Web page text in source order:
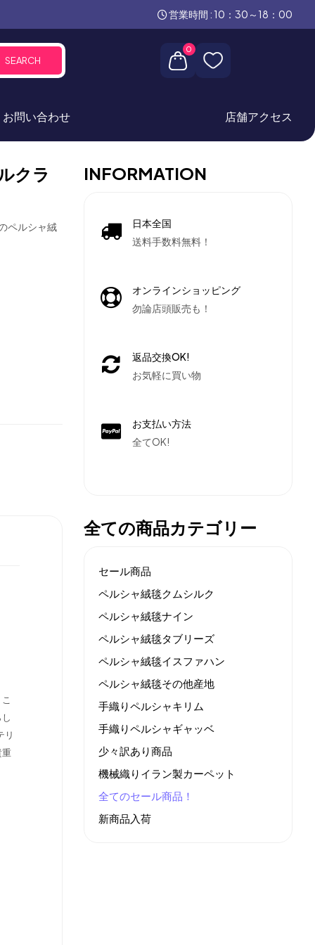
営業時間 : 10：30～18：00
SEARCH
0
お問い合わせ 店舗アクセス
クラ
ペルシャ絨
リ
INFORMATION
日本全国
送料手数料無料！
オンラインショッピング
勿論店頭販売も！
返品交換OK!
お気軽に買い物
お支払い方法
全てOK!
全ての商品カテゴリー
セール商品
ペルシャ絨毯クムシルク
ペルシャ絨毯ナイン
ペルシャ絨毯タブリーズ
ペルシャ絨毯イスファハン
ペルシャ絨毯その他産地
手織りペルシャキリム
手織りペルシャギャッベ
少々訳あり商品
機械織りイラン製カーペット
全てのセール商品！
新商品入荷